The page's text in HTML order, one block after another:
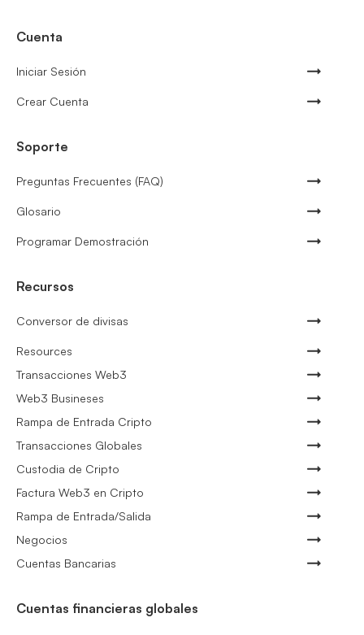
Cuenta
Iniciar Sesión
Crear Cuenta
Soporte
Preguntas Frecuentes (FAQ)
Glosario
Programar Demostración
Recursos
Conversor de divisas
Resources
Transacciones Web3
Web3 Busineses
Rampa de Entrada Cripto
Transacciones Globales
Custodia de Cripto
Factura Web3 en Cripto
Rampa de Entrada/Salida
Negocios
Cuentas Bancarias
Cuentas financieras globales